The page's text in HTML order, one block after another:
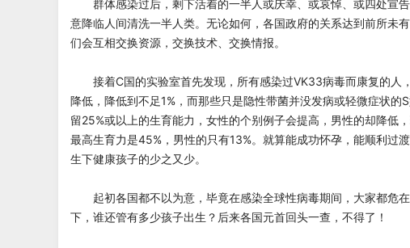
群体感染过后，剩下活着的一半人或庆幸、或哀悼、或四处宣告
意降临人间清洗一半人类。无论如何，各国政府的关系达到前所未
们会互相交换资源，交换技术、交换情报。
接着C国的实验室首先发现，所有感染过VK33病毒而康复的人
降低，降低到不足1%，而那些只是隐性带菌并没发病或轻微症状的
留25%或以上的生育能力，女性的个别例子会提高，男性的却降低
最高生育力是45%，男性的只有13%。就算能成功怀孕，能顺利过渡
生下健康孩子的少之又少。
起初各国都不以为意，毕竟在感染全球性病毒期间，大家都危
下，谁还管有多少孩子出生？后来各国元首回头一查，不得了！